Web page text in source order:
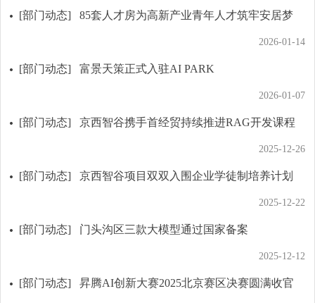
[部门动态] 85套人才房为高新产业青年人才筑牢安居梦
2026-01-14
[部门动态] 富景天策正式入驻AI PARK
2026-01-07
[部门动态] 京西智谷携手首经贸持续推进RAG开发课程
2025-12-26
[部门动态] 京西智谷项目双双入围企业学徒制培养计划
2025-12-22
[部门动态] 门头沟区三款大模型通过国家备案
2025-12-12
[部门动态] 昇腾AI创新大赛2025北京赛区决赛圆满收官